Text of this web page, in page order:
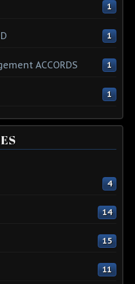
1
1
ACCORDS 1
1
4
14
15
11